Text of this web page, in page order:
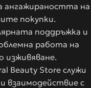
ангажираността на
покупки.
поддръжка и
работа на
изживяване.
Beauty Store служи
взаимодействие с